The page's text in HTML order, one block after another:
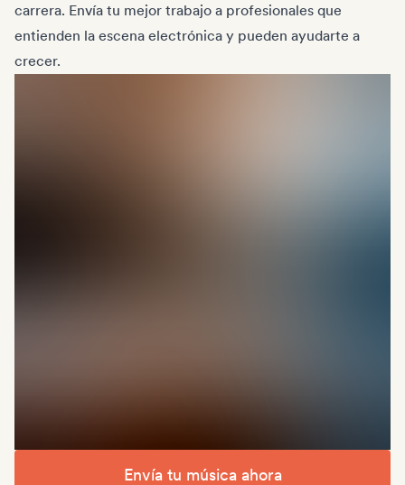
carrera. Envía tu mejor trabajo a profesionales que
entienden la escena electrónica y pueden ayudarte a
crecer.
Envía tu música ahora